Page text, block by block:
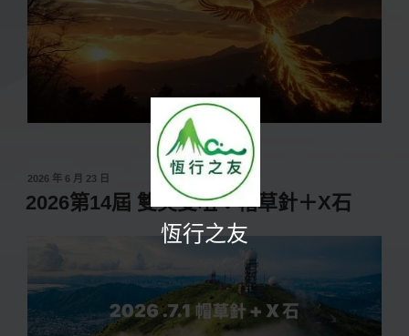
發
佈
於
2026 年 6 月 23 日
2026第14屆 雙尖雙咀：帽草針＋X石
恆行之友